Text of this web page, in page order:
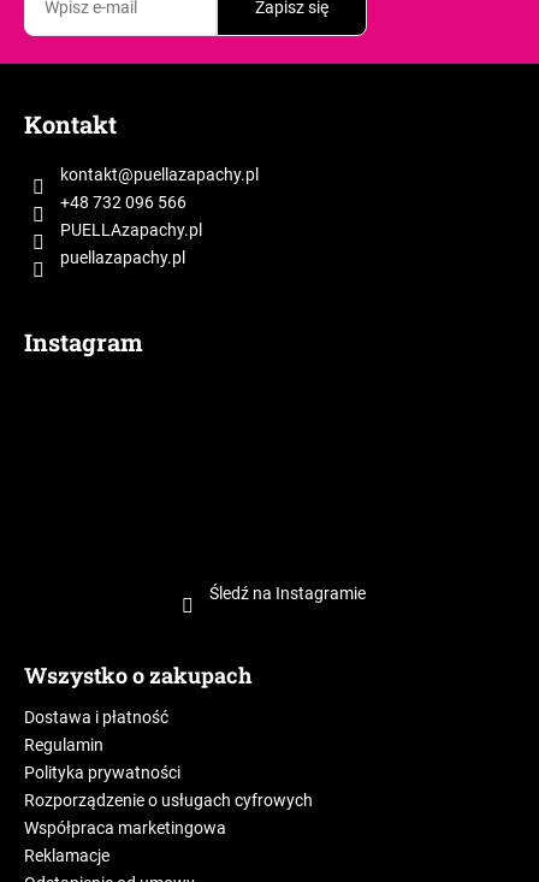
Zapisz się
Kontakt
kontakt@puellazapachy.pl
+48 732 096 566
PUELLAzapachy.pl
puellazapachy.pl
Instagram
Śledź na Instagramie
Wszystko o zakupach
Dostawa i płatność
Regulamin
Polityka prywatności
Rozporządzenie o usługach cyfrowych
Współpraca marketingowa
Reklamacje